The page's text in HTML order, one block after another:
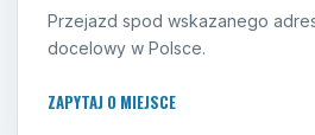
Przejazd spod wskazanego
docelowy w Polsce.
ZAPYTAJ O MIEJSCE